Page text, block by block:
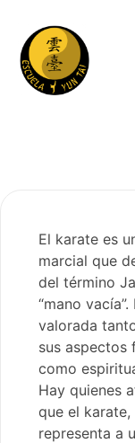
El karate es
marcial que
del término
“mano vacía”.
valorada
sus aspectos
como
Hay quienes
que el karate,
representa a
una
japonesa, sin
caracterizada
los golpes de
y pies
Tiene tres
vitales que
velocidad, la técnica
y la fuerza.